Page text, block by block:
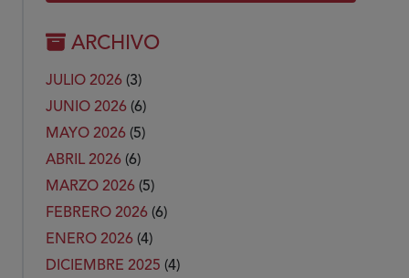
ARCHIVO
JULIO 2026 (3)
JUNIO 2026 (6)
MAYO 2026 (5)
ABRIL 2026 (6)
MARZO 2026 (5)
FEBRERO 2026 (6)
ENERO 2026 (4)
DICIEMBRE 2025 (4)